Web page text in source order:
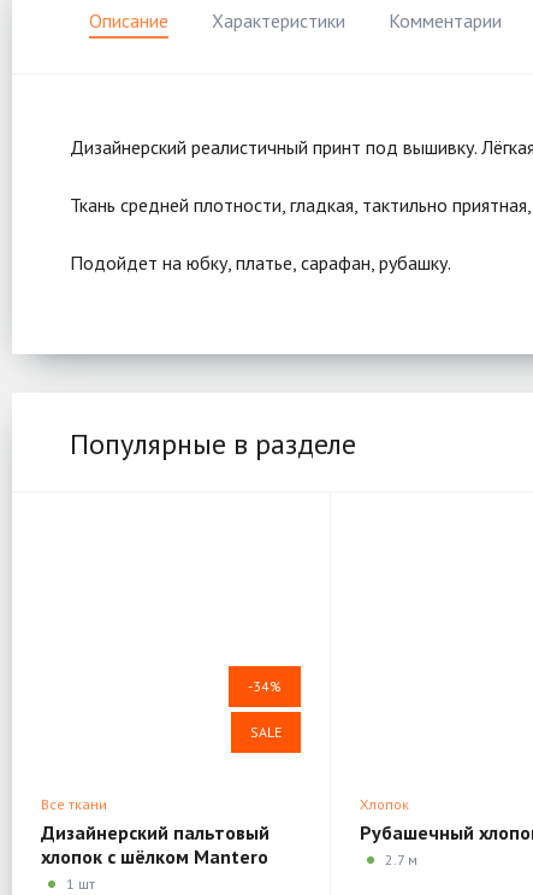
Описание Характеристики Комментарии
Дизайнерский реалистичный принт под вышивку.
Ткань средней плотности, гладкая, тактильно
Подойдет на юбку, платье, сарафан, рубашку.
Популярные в разделе
-34%
SALE
Все ткани
Дизайнерский пальтовый
хлопок с шёлком Mantero
Luxury R03
1 шт
Хлопок
Рубашечный
2.7 м